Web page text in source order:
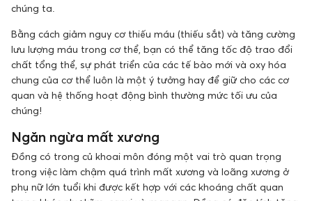
chúng ta.
Bằng cách giảm nguy cơ thiếu máu (thiếu sắt) và tăng cường
lưu lượng máu trong cơ thể, bạn có thể tăng tốc độ trao đổi
chất tổng thể, sự phát triển của các tế bào mới và oxy hóa
chung của cơ thể luôn là một ý tưởng hay để giữ cho các cơ
quan và hệ thống hoạt động bình thường mức tối ưu của
chúng!
Ngăn ngừa mất xương
Đồng có trong củ khoai môn đóng một vai trò quan trọng
trong việc làm chậm quá trình mất xương và loãng xương ở
phụ nữ lớn tuổi khi được kết hợp với các khoáng chất quan